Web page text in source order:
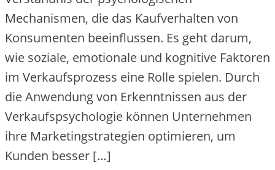
Mechanismen, die das Kaufverhalten von
Konsumenten beeinflussen. Es geht darum,
wie soziale, emotionale und kognitive Faktoren
im Verkaufsprozess eine Rolle spielen. Durch
die Anwendung von Erkenntnissen aus der
Verkaufspsychologie können Unternehmen
ihre Marketingstrategien optimieren, um
Kunden besser […]